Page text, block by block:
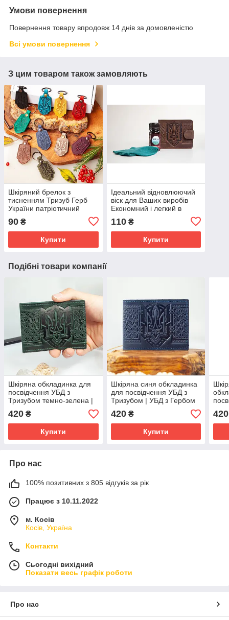
Умови повернення
Повернення товару впродовж 14 днів за домовленістю
Всі умови повернення
З цим товаром також замовляють
Шкіряний брелок з
тисненням Тризуб Герб
України патріотичний
90 ₴
Купити
Ідеальний відновлюючий
віск для Ваших виробів
Економний і легкий в
110₴
Купити
Подібні товари компанії
Шкіряна обкладинка для
посвідчення УБД з
Тризубом темно-зелена |
УБД з Гербом України
420 ₴
Купити
Шкіряна синя обкладинка
для посвідчення УБД з
Тризубом | УБД з Гербом
України
420₴
Купити
420
Про нас
100% позитивних з 805 відгуків за рік
Працює з 10.11.2022
м. Косів
Косів, Україна
Контакти
Сьогодні вихідний
Показати весь графік роботи
Про нас